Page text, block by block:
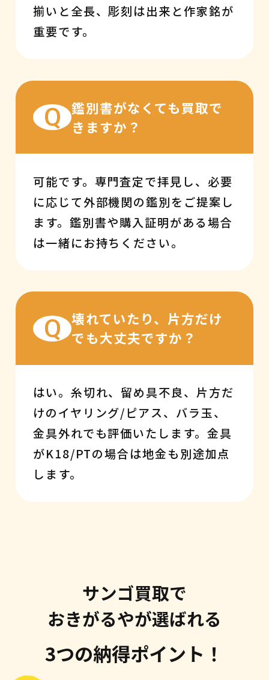
揃いと全長、彫刻は出来と作家銘が
重要です。
Q
鑑別書がなくても買取で
きますか？
可能です。専門査定で拝見し、必要
に応じて外部機関の鑑別をご提案し
ます。鑑別書や購入証明がある場合
は一緒にお持ちください。
Q
壊れていたり、片方だけ
でも大丈夫ですか？
はい。糸切れ、留め具不良、片方だ
けのイヤリング/ピアス、バラ玉、
金具外れでも評価いたします。金具
がK18/PTの場合は地金も別途加点
します。
サンゴ買取で
おきがるやが選ばれる
3つの納得ポイント！